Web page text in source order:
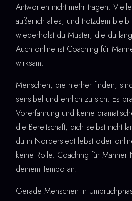
Antworten nicht mehr tragen.
äußerlich alles, und trotzdem
wiederholst du Muster, die du
Auch online ist Coaching für
wirksam.
Menschen, die hierher finden,
sensibel und ehrlich zu sich. Es
Vorerfahrung und keine
die Bereitschaft, dich selbst nicht
du in Norderstedt lebst oder
keine Rolle. Coaching für Männer
deinem Tempo an.
Gerade Menschen in